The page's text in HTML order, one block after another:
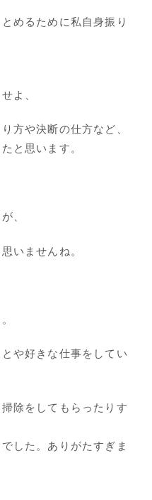
めるために私自身振り
よ、
方や決断の仕方など、
と思います。
、
いませんね。
や好きな仕事をしてい
除をしてもらったりす
した。ありがたすぎま